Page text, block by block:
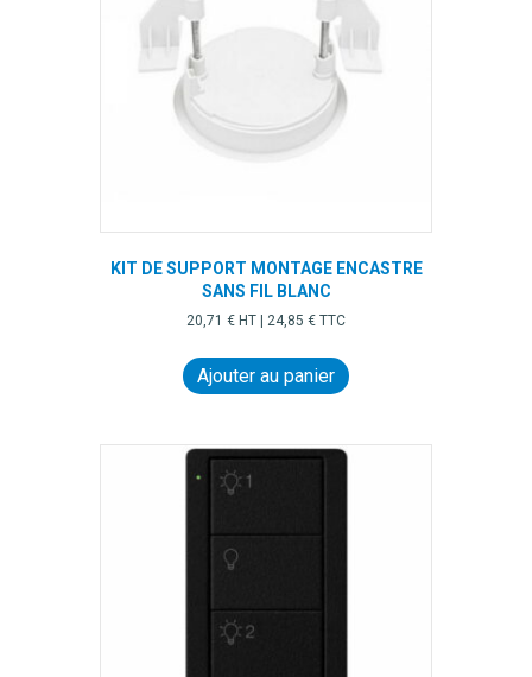
KIT DE SUPPORT MONTAGE ENCASTRE
SANS FIL BLANC
20,71 € HT | 24,85 € TTC
Ajouter au panier